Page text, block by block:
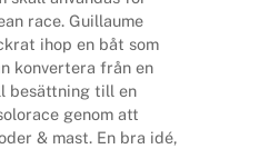
race. Guillaume
ihop en båt som
konvertera från en
besättning till en
genom att
& mast. En bra idé,